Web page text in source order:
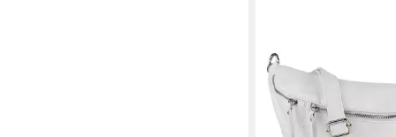
weiß
83,66 €
95,45 €
-12%
lieferbar - in 2-3